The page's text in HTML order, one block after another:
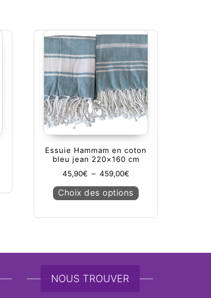
Essuie Hammam en coton
bleu jean 220×160 cm
45,90€ – 459,00€
Choix des options Ce produit a
NOUS TROUVER